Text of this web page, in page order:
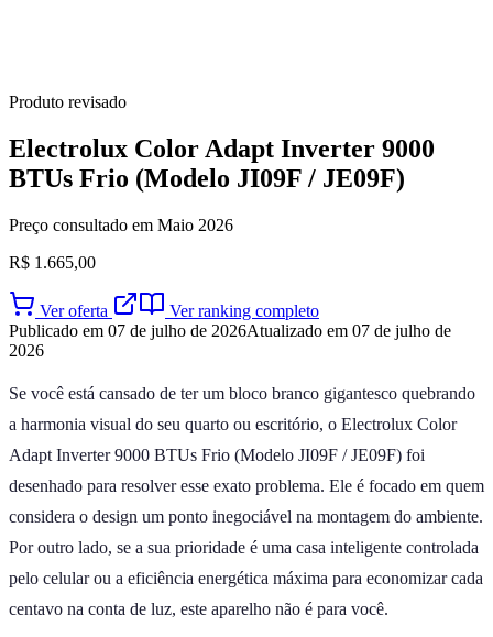
Produto revisado
Electrolux Color Adapt Inverter 9000
BTUs Frio (Modelo JI09F / JE09F)
Preço consultado em Maio 2026
R$ 1.665,00
Ver oferta
Ver ranking completo
Publicado em 07 de julho de 2026Atualizado em 07 de julho de
2026
Se você está cansado de ter um bloco branco gigantesco quebrando
a harmonia visual do seu quarto ou escritório, o Electrolux Color
Adapt Inverter 9000 BTUs Frio (Modelo JI09F / JE09F) foi
desenhado para resolver esse exato problema. Ele é focado em quem
considera o design um ponto inegociável na montagem do ambiente.
Por outro lado, se a sua prioridade é uma casa inteligente controlada
pelo celular ou a eficiência energética máxima para economizar cada
centavo na conta de luz, este aparelho não é para você.